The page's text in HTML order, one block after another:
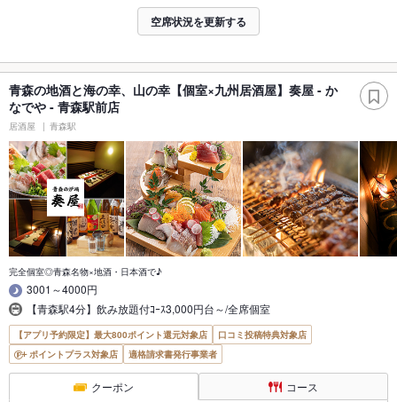
空席状況を更新する
青森の地酒と海の幸、山の幸【個室×九州居酒屋】奏屋 - か
なでや - 青森駅前店
居酒屋 青森駅
完全個室◎青森名物×地酒・日本酒で♪
3001～4000円
【青森駅4分】飲み放題付ｺｰｽ3,000円台～/全席個室
【アプリ予約限定】最大800ポイント還元対象店
口コミ投稿特典対象店
ポイントプラス対象店
適格請求書発行事業者
クーポン コース